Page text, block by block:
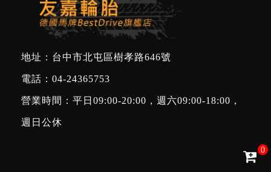
0
地址：台中市北屯區樹孝路646號
電話： 04-24365753
營業時間：平日09:00-20:00，週六09:00-18:00，
週日公休